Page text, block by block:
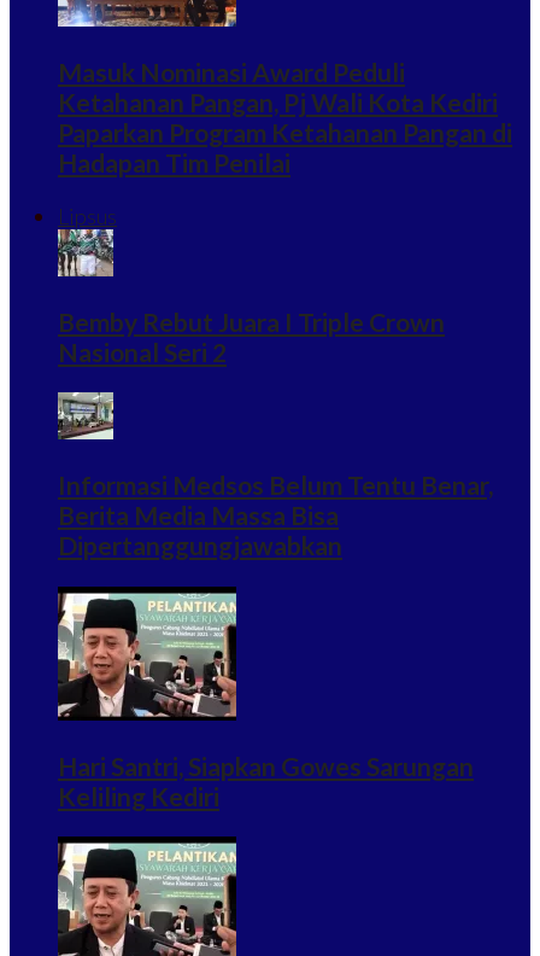
Masuk Nominasi Award Peduli
Ketahanan Pangan, Pj Wali Kota Kediri
Paparkan Program Ketahanan Pangan di
Hadapan Tim Penilai
Lipsus
Bemby Rebut Juara I Triple Crown
Nasional Seri 2
Informasi Medsos Belum Tentu Benar,
Berita Media Massa Bisa
Dipertanggungjawabkan
Hari Santri, Siapkan Gowes Sarungan
Keliling Kediri